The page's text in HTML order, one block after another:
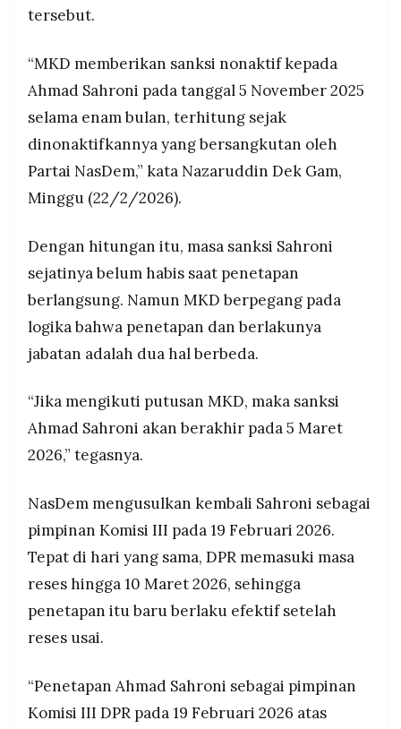
MEDIA
tersebut.
“MKD memberikan sanksi nonaktif kepada
Ahmad Sahroni pada tanggal 5 November 2025
selama enam bulan, terhitung sejak
dinonaktifkannya yang bersangkutan oleh
Partai NasDem,” kata Nazaruddin Dek Gam,
Minggu (22/2/2026).
Dengan hitungan itu, masa sanksi Sahroni
sejatinya belum habis saat penetapan
berlangsung. Namun MKD berpegang pada
logika bahwa penetapan dan berlakunya
jabatan adalah dua hal berbeda.
“Jika mengikuti putusan MKD, maka sanksi
Ahmad Sahroni akan berakhir pada 5 Maret
2026,” tegasnya.
NasDem mengusulkan kembali Sahroni sebagai
pimpinan Komisi III pada 19 Februari 2026.
Tepat di hari yang sama, DPR memasuki masa
reses hingga 10 Maret 2026, sehingga
penetapan itu baru berlaku efektif setelah
reses usai.
“Penetapan Ahmad Sahroni sebagai pimpinan
Komisi III DPR pada 19 Februari 2026 atas